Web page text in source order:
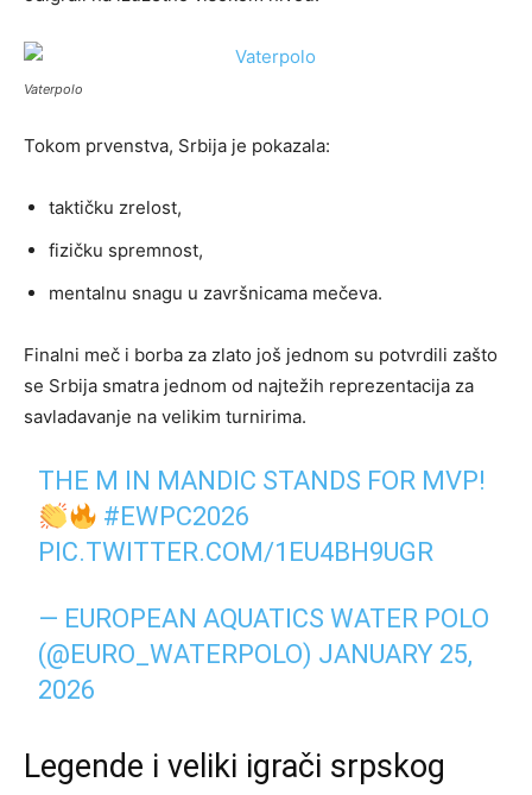
Vaterpolo
Tokom prvenstva, Srbija je pokazala:
taktičku zrelost,
fizičku spremnost,
mentalnu snagu u završnicama mečeva.
Finalni meč i borba za zlato još jednom su potvrdili zašto
se Srbija smatra jednom od najtežih reprezentacija za
savladavanje na velikim turnirima.
THE M IN MANDIC STANDS FOR MVP!
#EWPC2026
PIC.TWITTER.COM/1EU4BH9UGR
— EUROPEAN AQUATICS WATER POLO
(@EURO_WATERPOLO) JANUARY 25,
2026
Legende i veliki igrači srpskog